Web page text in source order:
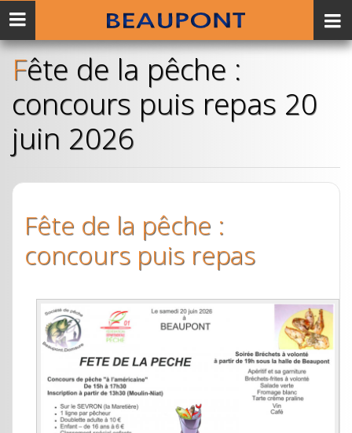
Fête de la pêche :
concours puis repas 20
juin 2026
Fête de la pêche :
concours puis repas
Menu
mobile